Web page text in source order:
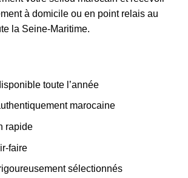
à domicile ou en point relais au
la Seine-Maritime.
toute l’année
marocaine
rapide
faire
sélectionnés